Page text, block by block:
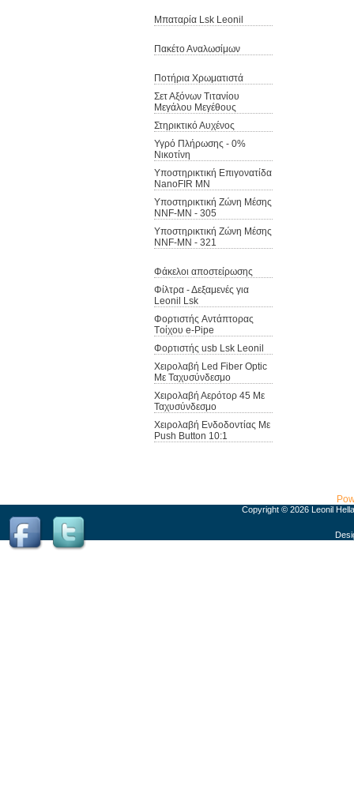
Μπαταρία Lsk Leonil
Πακέτο Αναλωσίμων
Ποτήρια Χρωματιστά
Σετ Αξόνων Τιτανίου
Μεγάλου Μεγέθους
Στηρικτικό Αυχένος
Υγρό Πλήρωσης - 0%
Νικοτίνη
Υποστηρικτική Επιγονατίδα
NanoFIR MN
Υποστηρικτική Ζώνη Μέσης
NNF-MN - 305
Υποστηρικτική Ζώνη Μέσης
NNF-MN - 321
Φάκελοι αποστείρωσης
Φίλτρα - Δεξαμενές για
Leonil Lsk
Φορτιστής Aντάπτορας
Tοίχου e-Pipe
Φορτιστής usb Lsk Leonil
Χειρολαβή Led Fiber Optic
Με Ταχυσύνδεσμο
Χειρολαβή Αερότορ 45 Με
Ταχυσύνδεσμο
Χειρολαβή Ενδοδοντίας Με
Push Button 10:1
Copyright © 2026 Leonil